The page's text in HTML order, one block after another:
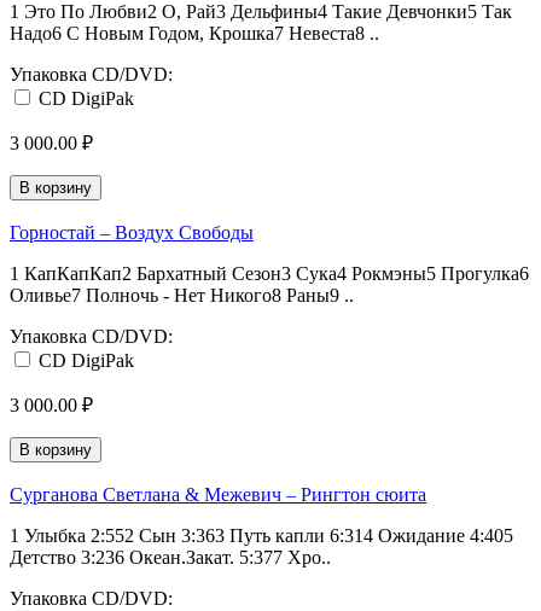
1 Это По Любви2 О, Рай3 Дельфины4 Такие Девчонки5 Так
Надо6 С Новым Годом, Крошка7 Невеста8 ..
Упаковка CD/DVD:
CD DigiPak
3 000.00 ₽
В корзину
Горностай – Воздух Свободы
1 КапКапКап2 Бархатный Сезон3 Сука4 Рокмэны5 Прогулка6
Оливье7 Полночь - Нет Никого8 Раны9 ..
Упаковка CD/DVD:
CD DigiPak
3 000.00 ₽
В корзину
Сурганова Светлана & Межевич – Рингтон сюита
1 Улыбка 2:552 Сын 3:363 Путь капли 6:314 Ожидание 4:405
Детство 3:236 Океан.Закат. 5:377 Хро..
Упаковка CD/DVD: